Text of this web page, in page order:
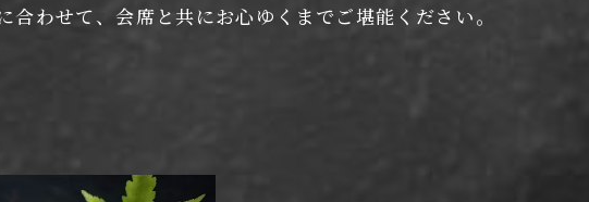
合わせて、会席と共にお心ゆくまでご堪能ください。